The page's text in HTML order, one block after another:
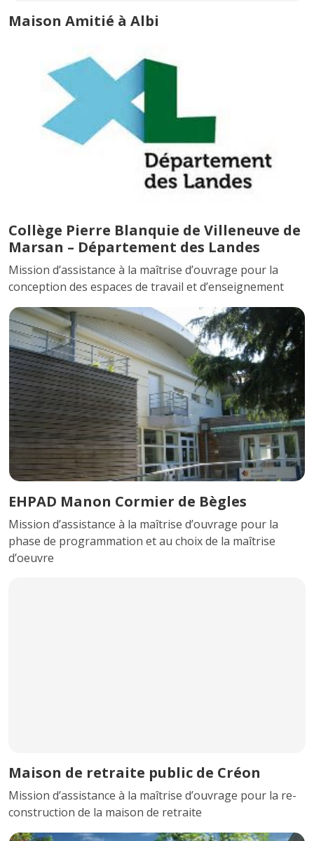
Maison Amitié à Albi
Collège Pierre Blanquie de Villeneuve de
Marsan – Département des Landes
Mission d’assistance à la maîtrise d’ouvrage pour la
conception des espaces de travail et d’enseignement
EHPAD Manon Cormier de Bègles
Mission d’assistance à la maîtrise d’ouvrage pour la
phase de programmation et au choix de la maîtrise
d’oeuvre
Maison de retraite public de Créon
Mission d’assistance à la maîtrise d’ouvrage pour la re-
construction de la maison de retraite